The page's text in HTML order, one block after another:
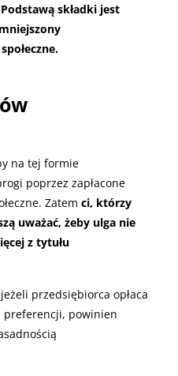
składki jest
na tej formie
poprzez zapłacone
Zatem ci, którzy
uważać, żeby ulga nie
z tytułu
przedsiębiorca opłaca
preferencji, powinien